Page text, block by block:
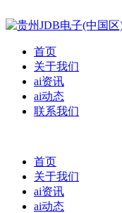
首页
关于我们
ai资讯
ai动态
联系我们
首页
关于我们
ai资讯
ai动态